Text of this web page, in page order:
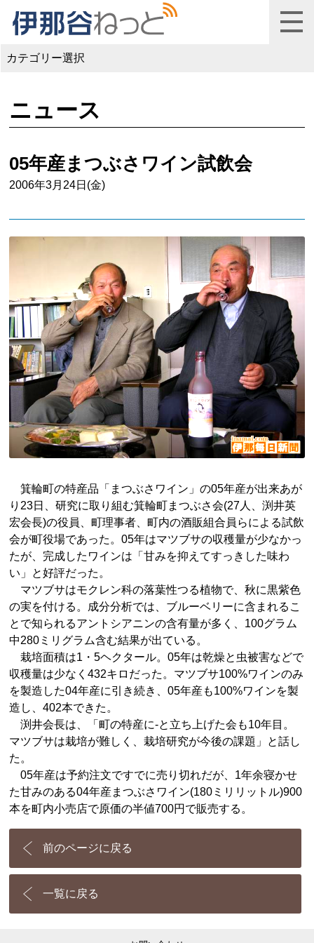
カテゴリー選択
ニュース
05年産まつぶさワイン試飲会
2006年3月24日(金)
箕輪町の特産品「まつぶさワイン」の05年産が出来あが
り23日、研究に取り組む箕輪町まつぶさ会(27人、渕井英
宏会長)の役員、町理事者、町内の酒販組合員らによる試飲
会が町役場であった。05年はマツブサの収穫量が少なかっ
たが、完成したワインは「甘みを抑えてすっきした味わ
い」と好評だった。
マツブサはモクレン科の落葉性つる植物で、秋に黒紫色
の実を付ける。成分分析では、ブルーベリーに含まれるこ
とで知られるアントシアニンの含有量が多く、100グラム
中280ミリグラム含む結果が出ている。
栽培面積は1・5ヘクタール。05年は乾燥と虫被害などで
収穫量は少なく432キロだった。マツブサ100%ワインのみ
を製造した04年産に引き続き、05年産も100%ワインを製
造し、402本できた。
渕井会長は、「町の特産に-と立ち上げた会も10年目。
マツブサは栽培が難しく、栽培研究が今後の課題」と話し
た。
05年産は予約注文ですでに売り切れだが、1年余寝かせ
た甘みのある04年産まつぶさワイン(180ミリリットル)900
本を町内小売店で原価の半値700円で販売する。
前のページに戻る
一覧に戻る